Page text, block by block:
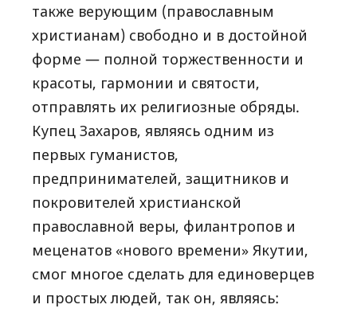
также верующим (православным
христианам) свободно и в достойной
форме — полной торжественности и
красоты, гармонии и святости,
отправлять их религиозные обряды.
Купец Захаров, являясь одним из
первых гуманистов,
предпринимателей, защитников и
покровителей христианской
православной веры, филантропов и
меценатов «нового времени» Якутии,
смог многое сделать для единоверцев
и простых людей, так он, являясь: